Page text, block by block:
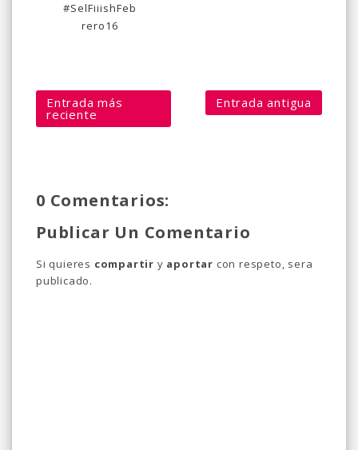
#SelFiiishFeb
rero16
Entrada más
reciente
Entrada antigua
0 Comentarios:
Publicar Un Comentario
Si quieres compartir y aportar con respeto, sera
publicado.